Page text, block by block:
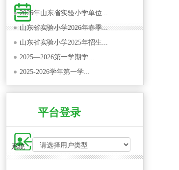
2025年历下区“房户住三一...
2026年山东省实验小学单位...
山东省实验小学2026年春季...
山东省实验小学2025年招生...
2025—2026第一学期学...
2025-2026学年第一学...
平台登录
系统